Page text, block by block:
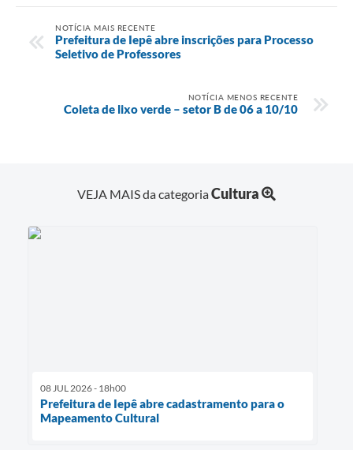
NOTÍCIA MAIS RECENTE
Prefeitura de Iepê abre inscrições para Processo
Seletivo de Professores
NOTÍCIA MENOS RECENTE
Coleta de lixo verde – setor B de 06 a 10/10
VEJA MAIS da categoriaCultura
08 JUL 2026 - 18h00
Prefeitura de Iepê abre cadastramento para o
Mapeamento Cultural